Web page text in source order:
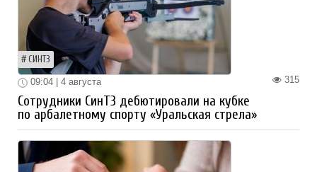
СИНТЗ
315
09:04 | 4 августа
Сотрудники СинТЗ дебютировали на кубке
по арбалетному спорту «Уральская стрела»